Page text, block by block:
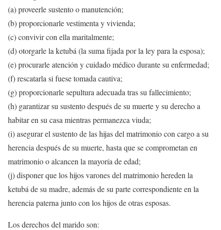
(a) proveerle sustento o manutención;
(b) proporcionarle vestimenta y vivienda;
(c) convivir con ella maritalmente;
(d) otorgarle la ketubá (la suma fijada por la ley para la esposa);
(e) procurarle atención y cuidado médico durante su enfermedad;
(f) rescatarla si fuese tomada cautiva;
(g) proporcionarle sepultura adecuada tras su fallecimiento;
(h) garantizar su sustento después de su muerte y su derecho a
habitar en su casa mientras permanezca viuda;
(i) asegurar el sustento de las hijas del matrimonio con cargo a su
herencia después de su muerte, hasta que se comprometan en
matrimonio o alcancen la mayoría de edad;
(j) disponer que los hijos varones del matrimonio hereden la
ketubá de su madre, además de su parte correspondiente en la
herencia paterna junto con los hijos de otras esposas.
Los derechos del marido son: